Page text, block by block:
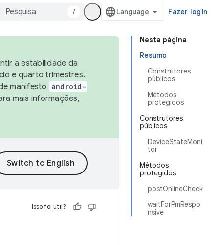
/ Fazer login
Nesta página
Resumo
Construtores
públicos
Métodos
protegidos
Construtores
públicos
DeviceStateMoni
tor
Métodos
protegidos
postOnlineCheck
waitForPmRespo
nsive
a estabilidade da
e quarto trimestres.
manifesto
android-
mais informações,
Isso foi útil?